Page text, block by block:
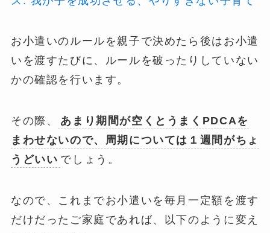
お小遣いのルールを親子で決めたら後はお小遣
いを渡すたびに、ルールを破ったりしていない
かの確認を行います。
その際、
あまり期間が空くとうまくPDCAを
まわせないので、周期については１週間がちょ
うどいい でしょう。
なので、これまでお小遣いを毎月一定額を渡す
だけだったご家庭であれば、以下のように変え